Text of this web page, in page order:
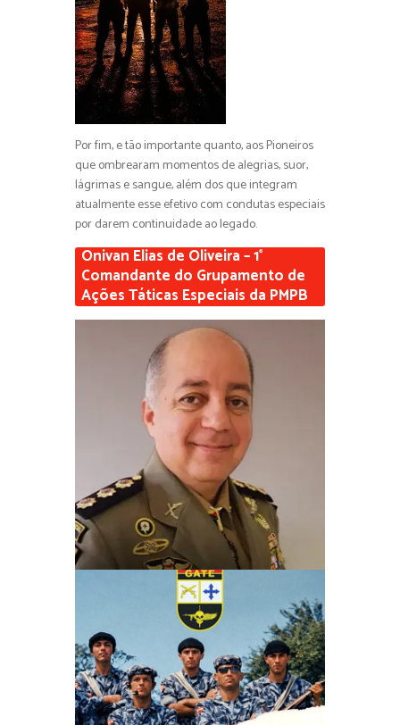
Por fim, e tão importante quanto, aos Pioneiros
que ombrearam momentos de alegrias, suor,
lágrimas e sangue, além dos que integram
atualmente esse efetivo com condutas especiais
por darem continuidade ao legado.
Onivan Elias de Oliveira – 1°
Comandante do Grupamento de
Ações Táticas Especiais da PMPB